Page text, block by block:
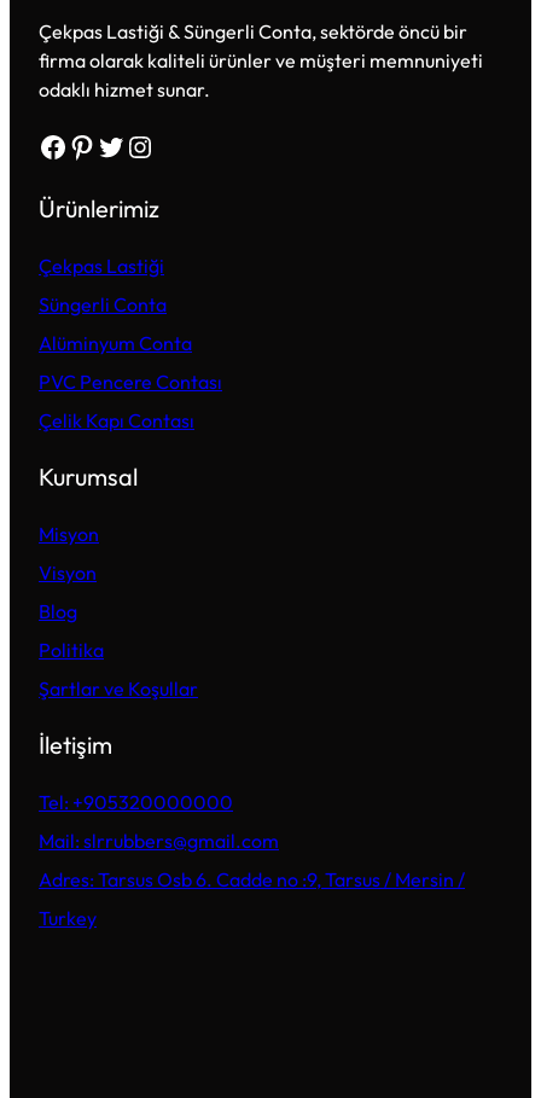
Çekpas Lastiği & Süngerli Conta, sektörde öncü bir
firma olarak kaliteli ürünler ve müşteri memnuniyeti
odaklı hizmet sunar.
Facebook Pinterest Twitter Instagram
Ürünlerimiz
Çekpas Lastiği
Süngerli Conta
Alüminyum Conta
PVC Pencere Contası
Çelik Kapı Contası
Kurumsal
Misyon
Visyon
Blog
Politika
Şartlar ve Koşullar
İletişim
Tel: +905320000000
Mail: slrrubbers@gmail.com
Adres: Tarsus Osb 6. Cadde no :9, Tarsus / Mersin /
Turkey